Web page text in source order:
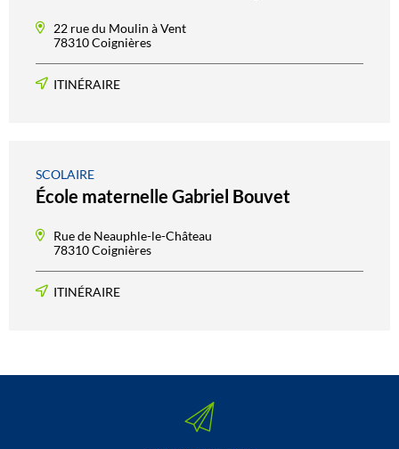
22 rue du Moulin à Vent
78310 Coignières
ITINÉRAIRE
SCOLAIRE
École maternelle Gabriel Bouvet
Rue de Neauphle-le-Château
78310 Coignières
ITINÉRAIRE